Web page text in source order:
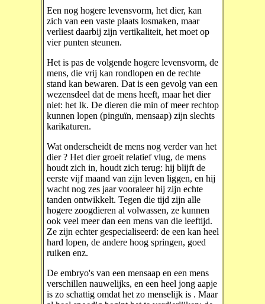
Een nog hogere levensvorm, het dier, kan
zich van een vaste plaats losmaken, maar
verliest daarbij zijn vertikaliteit, het moet op
vier punten steunen.
Het is pas de volgende hogere levensvorm, de
mens, die vrij kan rondlopen en de rechte
stand kan bewaren. Dat is een gevolg van een
wezensdeel dat de mens heeft, maar het dier
niet: het Ik. De dieren die min of meer rechtop
kunnen lopen (pinguïn, mensaap) zijn slechts
karikaturen.
Wat onderscheidt de mens nog verder van het
dier ? Het dier groeit relatief vlug, de mens
houdt zich in, houdt zich terug: hij blijft de
eerste vijf maand van zijn leven liggen, en hij
wacht nog zes jaar vooraleer hij zijn echte
tanden ontwikkelt. Tegen die tijd zijn alle
hogere zoogdieren al volwassen, ze kunnen
ook veel meer dan een mens van die leeftijd.
Ze zijn echter gespecialiseerd: de een kan heel
hard lopen, de andere hoog springen, goed
ruiken enz.
De embryo's van een mensaap en een mens
verschillen nauwelijks, en een heel jong aapje
is zo schattig omdat het zo menselijk is . Maar